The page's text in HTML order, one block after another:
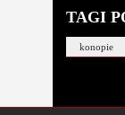
TAGI
konopie